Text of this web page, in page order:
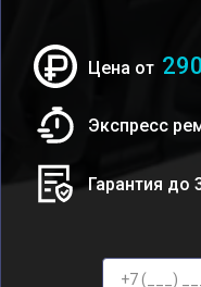
Цена от
Экспресс
Гарантия до